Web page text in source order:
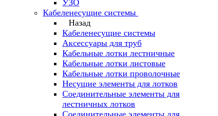
УЗО
Кабеленесущие системы
Назад
Кабеленесущие системы
Аксессуары для труб
Кабельные лотки лестничные
Кабельные лотки листовые
Кабельные лотки проволочные
Несущие элементы для лотков
Соединительные элементы для
лестничных лотков
Соединительные элементы для